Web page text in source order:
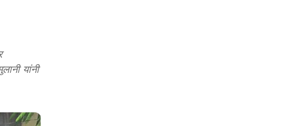
यांनी